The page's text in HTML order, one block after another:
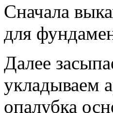
Сначала
для
Далее
укладываем
опалубка